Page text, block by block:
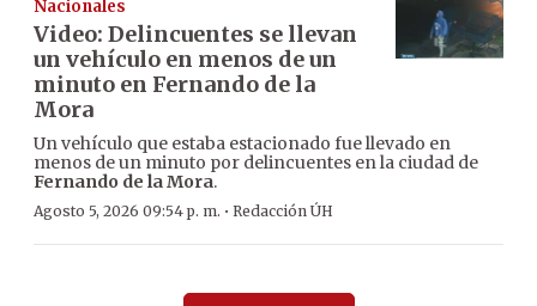
Nacionales
Video: Delincuentes se llevan
un vehículo en menos de un
minuto en Fernando de la
Mora
Un vehículo que estaba estacionado fue llevado en
menos de un minuto por delincuentes en la ciudad de
Fernando de la Mora.
Agosto 5, 2026 09:54 p. m. · Redacción ÚH